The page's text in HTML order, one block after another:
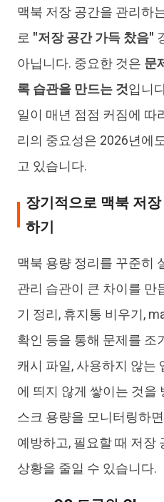
맥북 저장 공간을 관리하
로 "저장 공간 가득 찼음"
아닙니다. 중요한 것은 문
록 습관을 만드는 것입니
일이 매년 점점 커짐에 따
리의 중요성은 2026년에
고 있습니다.
장기적으로 맥북 저
하기
맥북 용량 정리를 꾸준히
관리 습관이 큰 차이를 만
기 정리, 휴지통 비우기,
확인 등을 통해 문제를 조
캐시 파일, 사용하지 않는
에 띄지 않게 쌓이는 것을
스크 용량을 모니터링하
예방하고, 필요할 때 저장
상황을 줄일 수 있습니다.